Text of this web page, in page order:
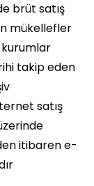
brüt satış
mükellefler
takip eden
satış
itibaren e-